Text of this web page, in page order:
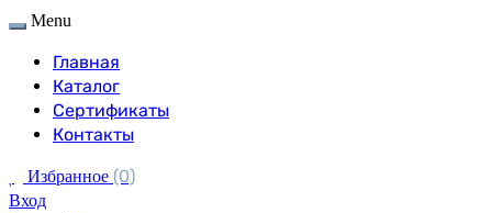
Menu
Главная
Каталог
Сертификаты
Контакты
Избранное (0)
Вход